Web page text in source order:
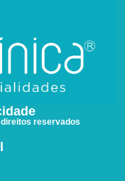
reservados